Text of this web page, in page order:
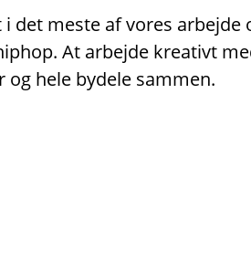
meste af vores
At arbejde kreativt
hele bydele sammen.